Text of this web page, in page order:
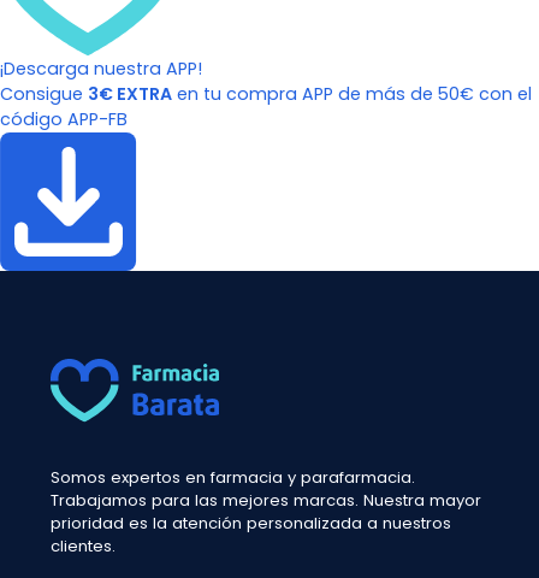
¡Descarga nuestra APP!
Consigue 3€ EXTRA en tu compra APP de más de 50€ con el
código APP-FB
Somos expertos en farmacia y parafarmacia.
Trabajamos para las mejores marcas. Nuestra mayor
prioridad es la atención personalizada a nuestros
clientes.